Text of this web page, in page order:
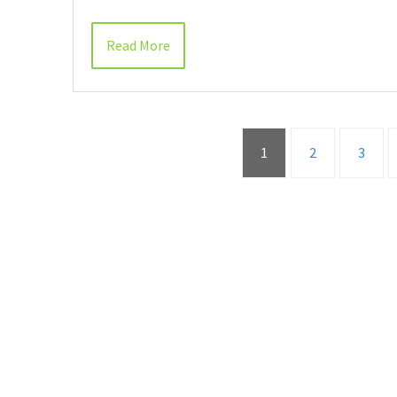
Read More
1 2 3